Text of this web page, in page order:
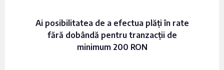
Ai posibilitatea de a efectua plăți în rate
fără dobândă pentru tranzacții de
minimum 200 RON